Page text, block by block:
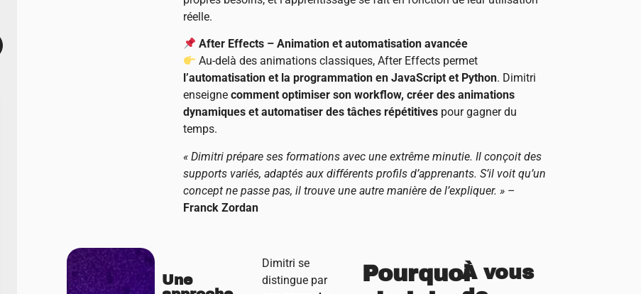
réelle.
After Effects – Animation et automatisation avancée
Au-delà des animations classiques, After Effects permet
l’automatisation et la programmation en JavaScript et Python. Dimitri
enseignecomment optimiser son workflow, créer des animations
dynamiques et automatiser des tâches répétitives pour gagner du
temps.
« Dimitri prépare ses formations avec une extrême minutie. Il conçoit des
supports variés, adaptés aux différents profils d’apprenants. S’il voit qu’un
concept ne passe pas, il trouve une autre manière de l’expliquer. » –
Franck Zordan
Une
Dimitri se
distingue par
PourquoiÀ vous